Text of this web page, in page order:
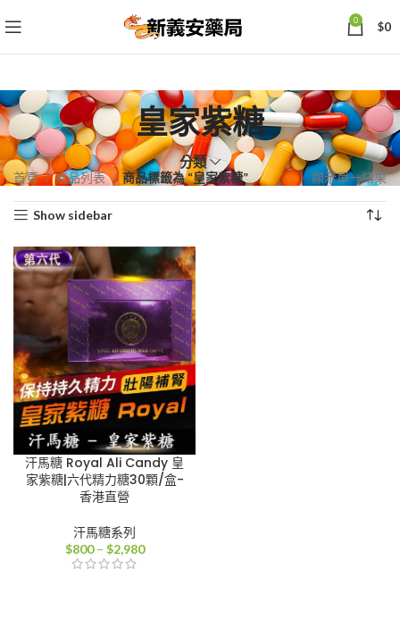
0 $0
皇家紫糖
分類
首頁 商品列表 商品標籤為 “皇家紫糖” 顯示單一結果
Show sidebar
汗馬糖 Royal Ali Candy 皇
家紫糖|六代精力糖30顆/盒-
香港直營
汗馬糖系列
$800 – $2,980價